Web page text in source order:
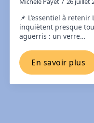
📌 L’essentiel à
inquiètent presque
aguerris : un verre…
En savoir plus